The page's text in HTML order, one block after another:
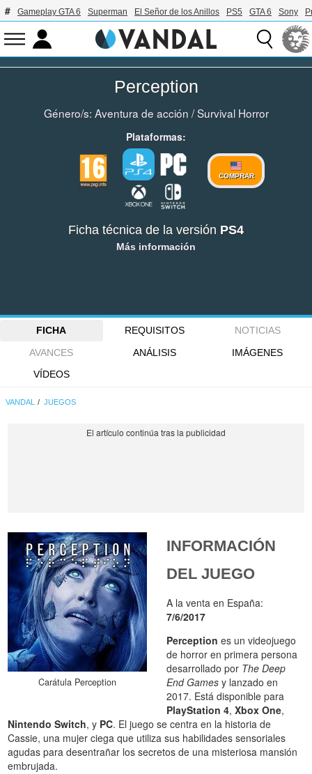
Gameplay GTA 6 Superman El Señor de los Anillos PS5 GTA 6 Sony
Perception
Género/s: Aventura de acción /Survival Horror
Plataformas:
COMPRAR
Ficha técnica de la versión PS4
Más información
FICHA REQUISITOS
NOTICIAS
AVANCES
ANÁLISIS
IMÁGENES
VÍDEOS
VANDAL JUEGOS
Carátula Perception
INFORMACIÓN
DEL JUEGO
A la venta en España:
7/6/2017
Perception es un videojuego
de horror en primera persona
desarrollado por The Deep
End Games y lanzado en
2017. Está disponible para
PlayStation 4,Xbox One,
Nintendo Switch, y PC. El juego se centra en la historia de
Cassie, una mujer ciega que utiliza sus habilidades sensoriales
agudas para desentrañar los secretos de una misteriosa mansión
embrujada.